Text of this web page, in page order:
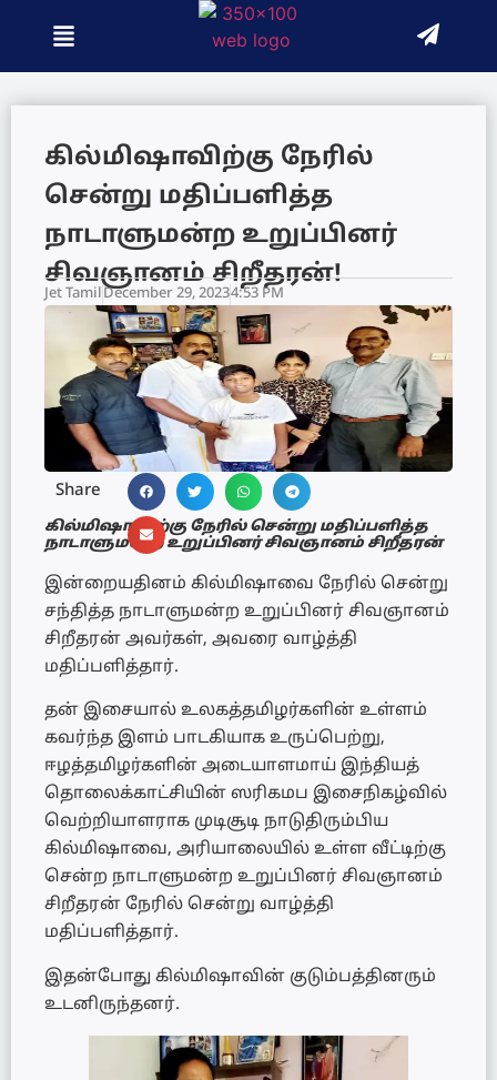
கில்மிஷாவிற்கு நேரில்
சென்று மதிப்பளித்த
நாடாளுமன்ற உறுப்பினர்
சிவஞானம் சிறீதரன்!
Jet TamilDecember 29, 20234:53 PM
Share
கில்மிஷாவிற்கு நேரில் சென்று மதிப்பளித்த
நாடாளுமன்ற உறுப்பினர் சிவஞானம் சிறீதரன்
இன்றையதினம் கில்மிஷாவை நேரில் சென்று
சந்தித்த நாடாளுமன்ற உறுப்பினர் சிவஞானம்
சிறீதரன் அவர்கள், அவரை வாழ்த்தி
மதிப்பளித்தார்.
தன் இசையால் உலகத்தமிழர்களின் உள்ளம்
கவர்ந்த இளம் பாடகியாக உருப்பெற்று,
ஈழத்தமிழர்களின் அடையாளமாய் இந்தியத்
தொலைக்காட்சியின் ஸரிகமப இசைநிகழ்வில்
வெற்றியாளராக முடிசூடி நாடுதிரும்பிய
கில்மிஷாவை, அரியாலையில் உள்ள வீட்டிற்கு
சென்ற நாடாளுமன்ற உறுப்பினர் சிவஞானம்
சிறீதரன் நேரில் சென்று வாழ்த்தி
மதிப்பளித்தார்.
இதன்போது கில்மிஷாவின் குடும்பத்தினரும்
உடனிருந்தனர்.